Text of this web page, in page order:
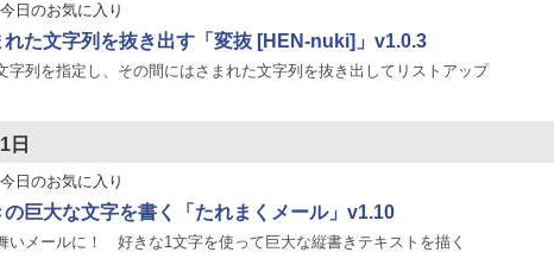
今日のお気に入り
れた文字列を抜き出す「変抜 [HEN-nuki]」v1.0.3
字列を指定し、その間にはさまれた文字列を抜き出してリストアップ
日
今日のお気に入り
の巨大な文字を書く「たれまくメール」v1.10
いメールに！ 好きな1文字を使って巨大な縦書きテキストを描く